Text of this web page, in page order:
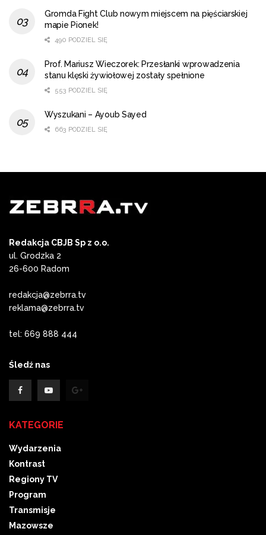
Gromda Fight Club nowym miejscem na pięściarskiej
mapie Pionek!
490 PODZIEL SIĘ
Prof. Mariusz Wieczorek: Przesłanki wprowadzenia
stanu klęski żywiołowej zostały spełnione
553 PODZIEL SIĘ
Wyszukani – Ayoub Sayed
663 PODZIEL SIĘ
Redakcja CBJB Sp z o.o.
ul. Grodzka 2
26-600 Radom
redakcja@zebrra.tv
reklama@zebrra.tv
tel: 669 888 444
Śledź nas
KATEGORIE
Wydarzenia
Kontrast
Regiony TV
Program
Transmisje
Mazowsze